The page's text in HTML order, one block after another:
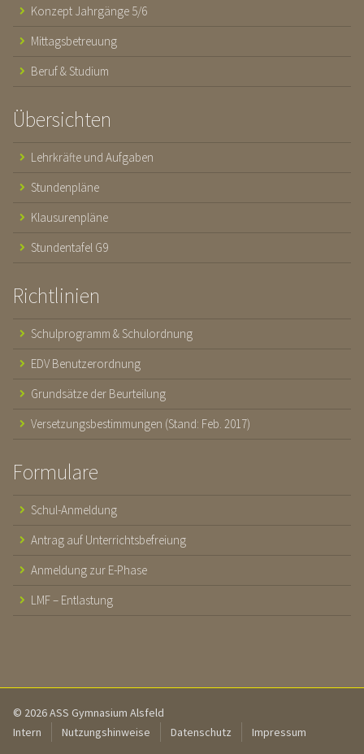
Konzept Jahrgänge 5/6
Mittagsbetreuung
Beruf & Studium
Übersichten
Lehrkräfte und Aufgaben
Stundenpläne
Klausurenpläne
Stundentafel G9
Richtlinien
Schulprogramm & Schulordnung
EDV Benutzerordnung
Grundsätze der Beurteilung
Versetzungsbestimmungen (Stand: Feb. 2017)
Formulare
Schul-Anmeldung
Antrag auf Unterrichtsbefreiung
Anmeldung zur E-Phase
LMF – Entlastung
© 2026 ASS Gymnasium Alsfeld
Intern
Nutzungshinweise Datenschutz Impressum